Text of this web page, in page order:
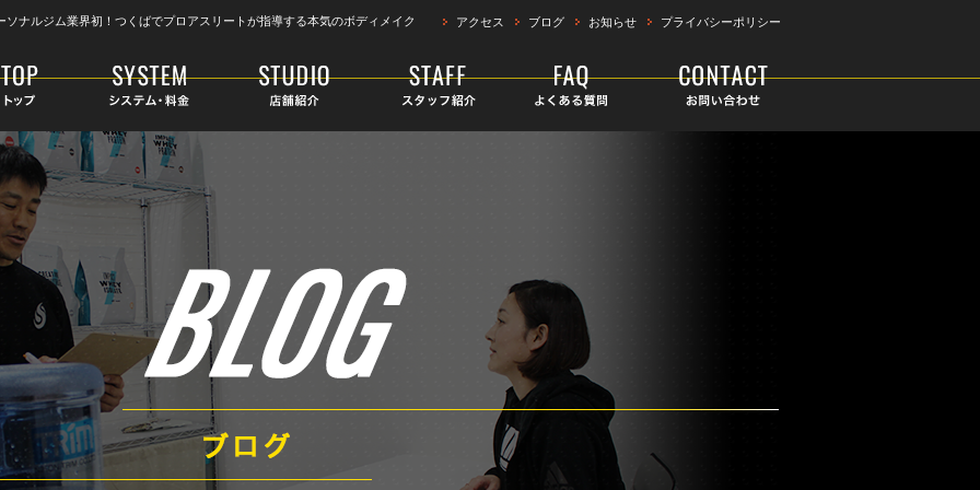
ソナルジム業界初！つくばでプロアスリートが指導する本気のボディメイク アクセス ブログ お知らせ プライバシーポリシー